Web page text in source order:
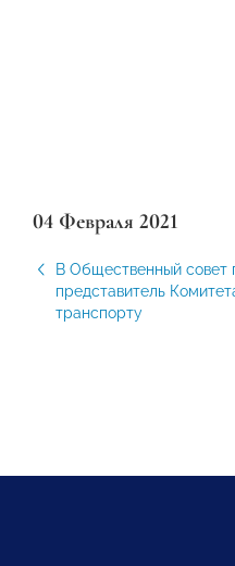
04 Февраля 2021
В Общественный совет
представитель
транспорту